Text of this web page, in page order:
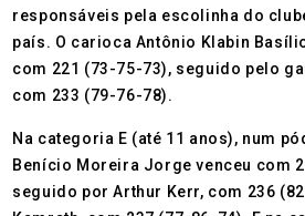
responsáveis pela escolinha do
país. O carioca Antônio Klabin
com 221 (73-75-73), seguido pelo
com 233 (79-76-78).
Na categoria E (até 11 anos), num
Benício Moreira Jorge venceu com
seguido por Arthur Kerr, com 236